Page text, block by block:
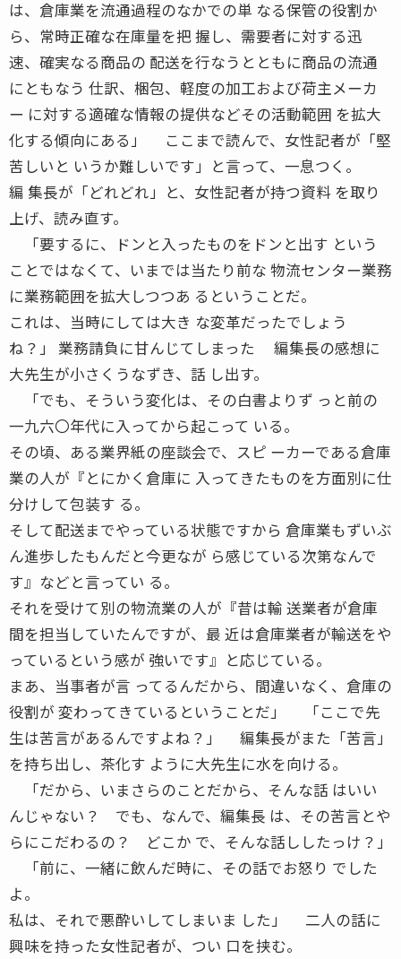
は、倉庫業を流通過程のなかでの単 なる保管の役割か
ら、常時正確な在庫量を把 握し、需要者に対する迅
速、確実なる商品の 配送を行なうとともに商品の流通
にともなう 仕訳、梱包、軽度の加工および荷主メーカ
ー に対する適確な情報の提供などその活動範囲 を拡大
化する傾向にある」 ここまで読んで、女性記者が「堅
苦しいと いうか難しいです」と言って、一息つく。
編 集長が「どれどれ」と、女性記者が持つ資料 を取り
上げ、読み直す。
「要するに、ドンと入ったものをドンと出す という
ことではなくて、いまでは当たり前な 物流センター業務
に業務範囲を拡大しつつあ るということだ。
これは、当時にしては大き な変革だったでしょう
ね？」 業務請負に甘んじてしまった 編集長の感想に
大先生が小さくうなずき、話 し出す。
「でも、そういう変化は、その白書よりず っと前の
一九六〇年代に入ってから起こって いる。
その頃、ある業界紙の座談会で、スピ ーカーである倉庫
業の人が『とにかく倉庫に 入ってきたものを方面別に仕
分けして包装す る。
そして配送までやっている状態ですから 倉庫業もずいぶ
ん進歩したもんだと今更なが ら感じている次第なんで
す』などと言ってい る。
それを受けて別の物流業の人が『昔は輸 送業者が倉庫
間を担当していたんですが、最 近は倉庫業者が輸送をや
っているという感が 強いです』と応じている。
まあ、当事者が言 ってるんだから、間違いなく、倉庫の
役割が 変わってきているということだ」 「ここで先
生は苦言があるんですよね？」 編集長がまた「苦言」
を持ち出し、茶化す ように大先生に水を向ける。
「だから、いまさらのことだから、そんな話 はいい
んじゃない？ でも、なんで、編集長 は、その苦言とや
らにこだわるの？ どこか で、そんな話ししたっけ？」
「前に、一緒に飲んだ時に、その話でお怒り でした
よ。
私は、それで悪酔いしてしまいま した」 二人の話に
興味を持った女性記者が、つい 口を挟む。